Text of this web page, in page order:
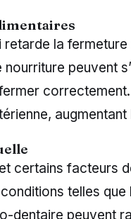
la fermeture
nourriture peuvent
augmentant
certains facteurs
telles
dentaire peuvent